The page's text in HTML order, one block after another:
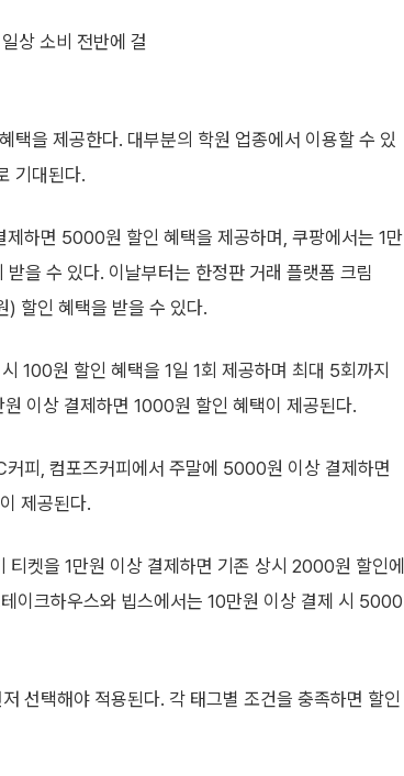
상 소비 전반에 걸
을 제공한다. 대부분의 학원 업종에서 이용할 수 있
기대된다.
하면 5000원 할인 혜택을 제공하며, 쿠팡에서는 1만
을 수 있다. 이날부터는 한정판 거래 플랫폼 크림
할인 혜택을 받을 수 있다.
100원 할인 혜택을 1일 1회 제공하며 최대 5회까지
이상 결제하면 1000원 할인 혜택이 제공된다.
피, 컴포즈커피에서 주말에 5000원 이상 결제하면
제공된다.
켓을 1만원 이상 결제하면 기존 상시 2000원 할인에
이크하우스와 빕스에서는 10만원 이상 결제 시 5000
선택해야 적용된다. 각 태그별 조건을 충족하면 할인